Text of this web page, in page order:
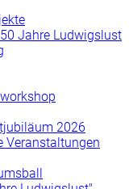
Jahre Ludwigslust
2026
Veranstaltungen